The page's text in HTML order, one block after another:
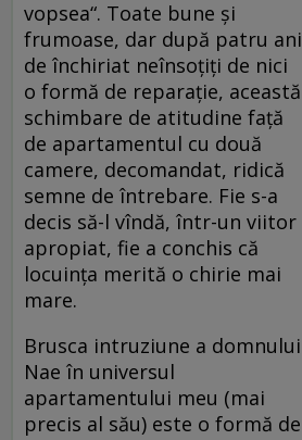
vopsea“. Toate bune și
frumoase, dar după patru ani
de închiriat neînsoțiți de nici
o formă de reparație, această
schimbare de atitudine față
de apartamentul cu două
camere, decomandat, ridică
semne de întrebare. Fie s-a
decis să-l vîndă, într-un viitor
apropiat, fie a conchis că
locuința merită o chirie mai
mare.
Brusca intruziune a domnului
Nae în universul
apartamentului meu (mai
pre­cis al său) este o formă de